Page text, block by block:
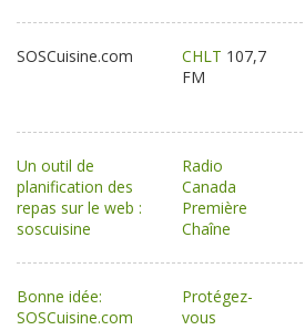
SOSCuisine.com CHLT 107,7
FM
Un outil de
planification des
repas sur le web :
soscuisine
Radio
Canada
Première
Chaîne
Bonne idée:
SOSCuisine.com
Protégez-
vous